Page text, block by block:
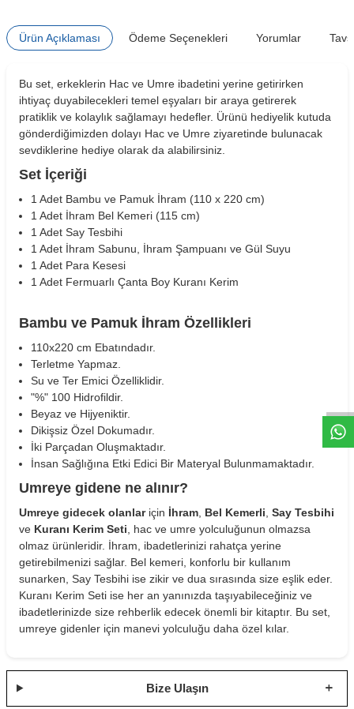
Ürün Açıklaması Ödeme Seçenekleri Yorumlar
Bu set, erkeklerin Hac ve Umre ibadetini yerine getirirken
ihtiyaç duyabilecekleri temel eşyaları bir araya getirerek
pratiklik ve kolaylık sağlamayı hedefler. Ürünü hediyelik kutuda
gönderdiğimizden dolayı Hac ve Umre ziyaretinde bulunacak
sevdiklerine hediye olarak da alabilirsiniz.
Set İçeriği
1 Adet Bambu ve Pamuk İhram (110 x 220 cm)
1 Adet İhram Bel Kemeri (115 cm)
1 Adet Say Tesbihi
1 Adet İhram Sabunu, İhram Şampuanı ve Gül Suyu
1 Adet Para Kesesi
1 Adet Fermuarlı Çanta Boy Kuranı Kerim
Bambu ve Pamuk İhram Özellikleri
110x220 cm Ebatındadır.
Terletme Yapmaz.
Su ve Ter Emici Özelliklidir.
"%" 100 Hidrofildir.
Beyaz ve Hijyeniktir.
Dikişsiz Özel Dokumadır.
İki Parçadan Oluşmaktadır.
İnsan Sağlığına Etki Edici Bir Materyal Bulunmamaktadır.
Umreye gidene ne alınır?
Umreye gidecek olanlariçin İhram Bel Kemerli Say Tesbihi
ve Kuranı Kerim Seti , hac ve umre yolculuğunun olmazsa
olmaz ürünleridir. İhram, ibadetlerinizi rahatça yerine
getirebilmenizi sağlar. Bel kemeri, konforlu bir kullanım
sunarken, Say Tesbihi ise zikir ve dua sırasında size eşlik eder.
Kuranı Kerim Seti ise her an yanınızda taşıyabileceğiniz ve
ibadetlerinizde size rehberlik edecek önemli bir kitaptır. Bu set,
umreye gidenler için manevi yolculuğu daha özel kılar.
Bize Ulaşın